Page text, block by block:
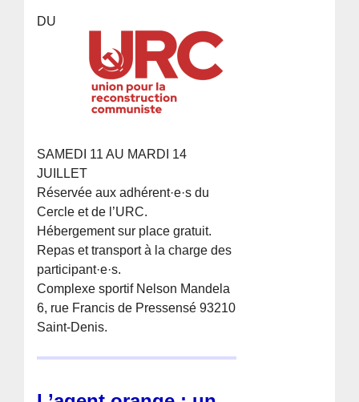
DU
SAMEDI 11 AU MARDI 14
JUILLET
Réservée aux adhérent·e·s du
Cercle et de l’URC.
Hébergement sur place gratuit.
Repas et transport à la charge des
participant·e·s.
Complexe sportif Nelson Mandela
6, rue Francis de Pressensé 93210
Saint-Denis.